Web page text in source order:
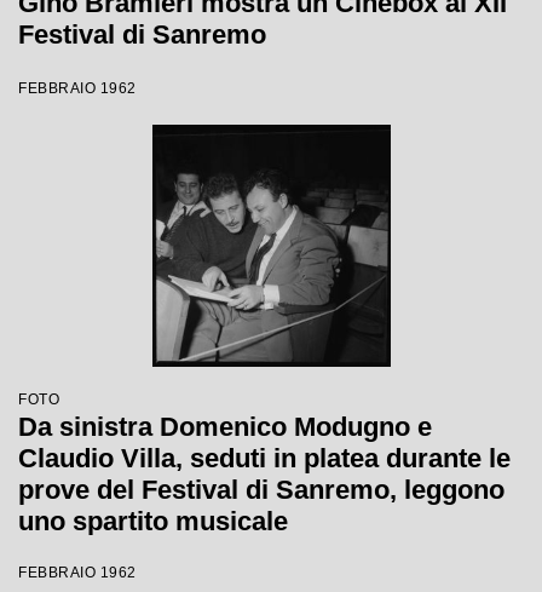
Festival di Sanremo
FEBBRAIO 1962
FOTO
Da sinistra Domenico Modugno e
Claudio Villa, seduti in platea durante le
prove del Festival di Sanremo, leggono
uno spartito musicale
FEBBRAIO 1962